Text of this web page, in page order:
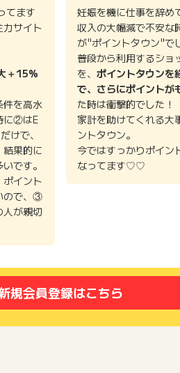
サービス一本。とてもオススメで
こちらで商品を買わせて頂いてお
に合ったシミュレーションもでき
上の年収からしか計算ができない
すいかと思います。
とある自治体に納税した後にやら
だと思いました！ 節税効果がと
決済を選ぶと即支払い出来てしか
てます
サイト
＋15%
件を高水
に②はE
けで、
結果的に
です。
ポイント
ので、③
が親切
妊娠を機に仕事を辞め
収入の大幅減で不安な
が"ポイントタウン"で
普段から利用するショ
を、 ポイントタウンを
で、さらにポイントが
た時は衝撃的でした！
家計を助けてくれる大
ントタウン。
今ではすっかりポイン
なってます♡♡
規会員登録はこちら